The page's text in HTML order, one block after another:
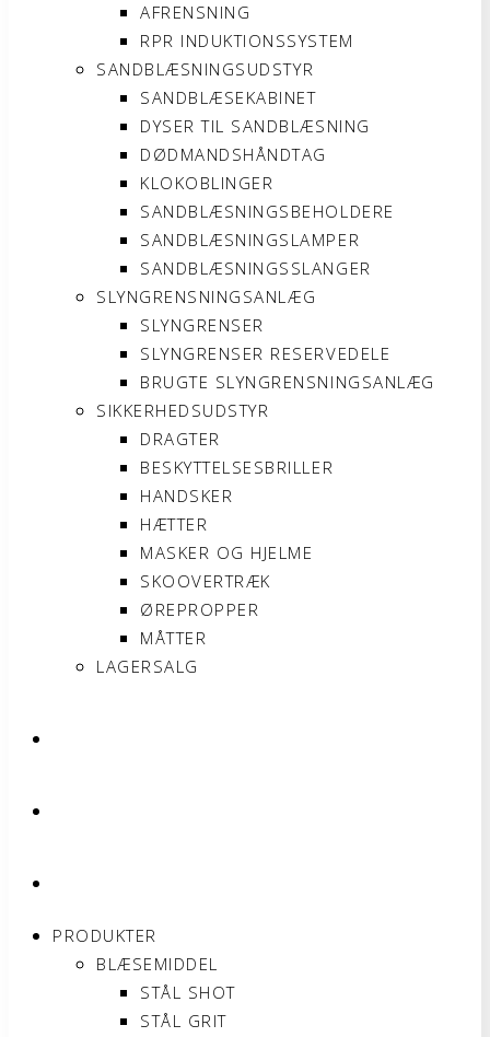
AFRENSNING
RPR INDUKTIONSSYSTEM
SANDBLÆSNINGSUDSTYR
SANDBLÆSEKABINET
DYSER TIL SANDBLÆSNING
DØDMANDSHÅNDTAG
KLOKOBLINGER
SANDBLÆSNINGSBEHOLDERE
SANDBLÆSNINGSLAMPER
SANDBLÆSNINGSSLANGER
SLYNGRENSNINGSANLÆG
SLYNGRENSER
SLYNGRENSER RESERVEDELE
BRUGTE SLYNGRENSNINGSANLÆG
SIKKERHEDSUDSTYR
DRAGTER
BESKYTTELSESBRILLER
HANDSKER
HÆTTER
MASKER OG HJELME
SKOOVERTRÆK
ØREPROPPER
MÅTTER
LAGERSALG
PRODUKTER
BLÆSEMIDDEL
STÅL SHOT
STÅL GRIT